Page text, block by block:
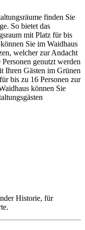
finden Sie
So bietet das
mit Platz für bis
Sie im Waidhaus
welcher zur Andacht
genutzt werden
Ihren Gästen im Grünen
bis zu 16 Personen zur
können Sie
Historie, für